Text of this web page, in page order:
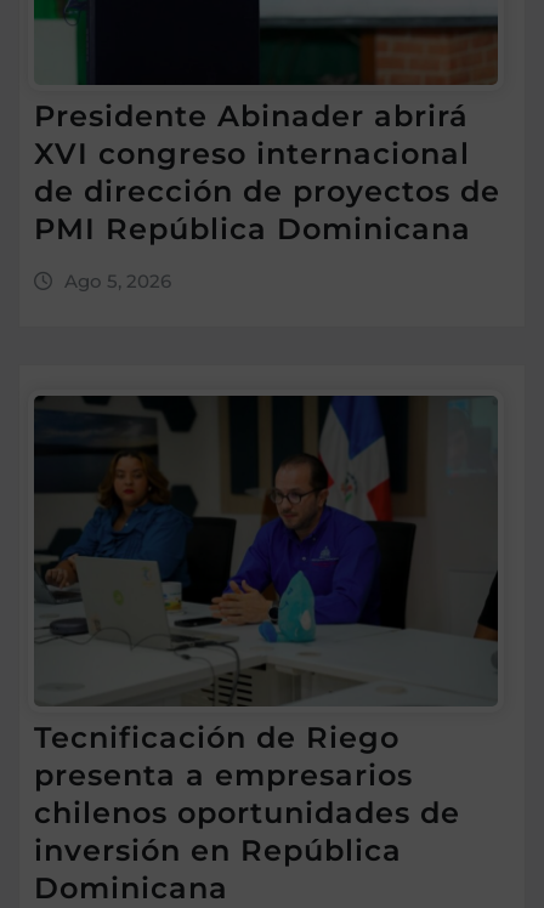
Presidente Abinader abrirá
XVI congreso internacional
de dirección de proyectos de
PMI República Dominicana
Ago 5, 2026
Tecnificación de Riego
presenta a empresarios
chilenos oportunidades de
inversión en República
Dominicana